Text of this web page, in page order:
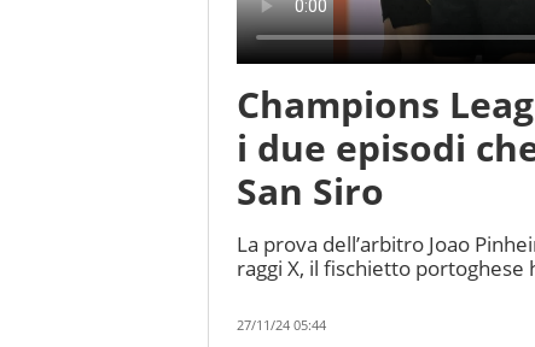
Champions
i due episodi
San Siro
La prova dell’arbitro Joao
raggi X, il fischietto
27/11/24 05:44